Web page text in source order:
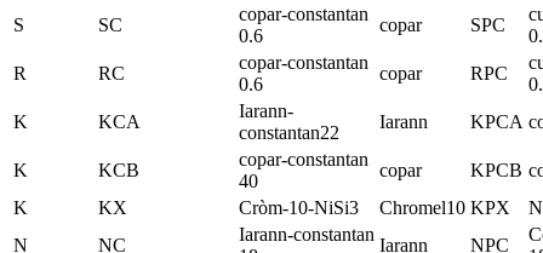
S SC
copar-constantan
0.6
copar SPC
R
RC
copar-constantan
0.6
copar RPC
K
KCA
Iarann-
constantan22
Iarann KPCA
K KCB
copar-constantan
40
copar KPCB
K
KX Cròm-10-NiSi3 Chromel10 KPX
N
NC
Iarann-constantan
Iarann NPC